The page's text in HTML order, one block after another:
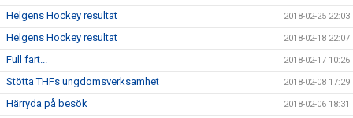
Helgens Hockey resultat 2018-02-25 22:03
Helgens Hockey resultat 2018-02-18 22:07
Full fart... 2018-02-17 10:26
Stötta THFs ungdomsverksamhet 2018-02-08 17:29
Härryda på besök 2018-02-06 18:31